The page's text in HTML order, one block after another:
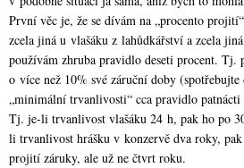
První věc je, že se dívám na „procento
zcela jiná u vlašáku z lahůdkářství a zcela
používám zhruba pravidlo deseti procent. Tj.
o více než 10% své záruční doby
„minimální trvanlivosti“ cca pravidlo
Tj. je-li trvanlivost vlašáku 24 h, pak ho po
li trvanlivost hrášku v konzervě dva roky,
projití záruky, ale už ne čtvrt roku.